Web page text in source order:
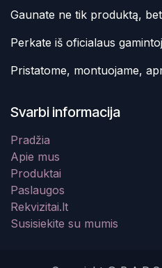
Gaunate ne tik produktą,
Perkate iš oficialaus
Pristatome, montuojame,
Svarbi informacija
Pradžia
Apie mus
Produktai
Paslaugos
Rekvizitai.lt
Susisiekite su mumis